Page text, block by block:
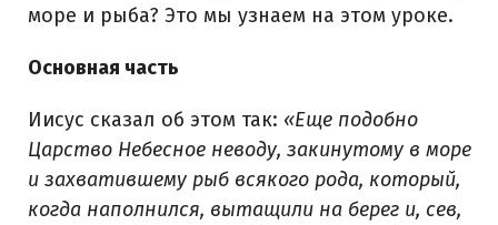
море и рыба? Это мы узнаем на этом уроке.
Основная часть
Иисус сказал об этом так: «Еще подобно
Царство Небесное неводу, закинутому в море
и захватившему рыб всякого рода, который,
когда наполнился, вытащили на берег и, сев,